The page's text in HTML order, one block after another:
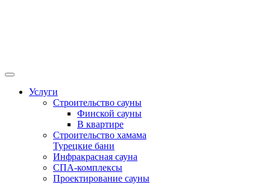
Услуги
Строительство сауны
Финской сауны
В квартире
Строительство хамама
Турецкие бани
Инфракрасная сауна
СПА-комплексы
Проектирование сауны